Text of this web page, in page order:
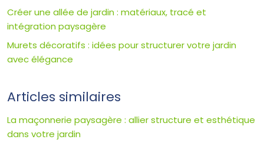
Créer une allée de jardin : matériaux, tracé et
intégration paysagère
Murets décoratifs : idées pour structurer votre jardin
avec élégance
Articles similaires
La maçonnerie paysagère : allier structure et esthétique
dans votre jardin